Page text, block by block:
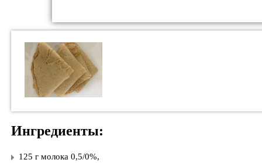
Ингредиенты:
125 г молока 0,5/0%,